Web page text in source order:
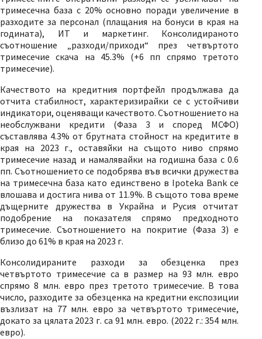
тримесечна база с 20% основно поради увеличение в
разходите за персонал (плащания на бонуси в края на
годината), ИТ и маркетинг. Консолидираното
съотношение „разходи/приходи“ през четвъртото
тримесечие скача на 45.3% (+6 пп спрямо третото
тримесечие).
Качеството на кредитния портфейл продължава да
отчита стабилност, характеризирайки се с устойчиви
индикатори, оценяващи качеството. Съотношението на
необслужвани кредити (Фаза 3 и според МСФО)
съставлява 4.3% от брутната стойност на кредитите в
края на 2023 г., оставяйки на същото ниво спрямо
тримесечие назад и намалявайки на годишна база с 0.6
пп. Съотношението се подобрява във всички дружества
на тримесечна база като единствено в Ipoteka Bank се
влошава и достига нива от 11.9%. В същото това време
дъщерните дружества в Украйна и Русия отчитат
подобрение на показателя спрямо предходното
тримесечие. Съотношението на покритие (Фаза 3) е
близо до 61% в края на 2023 г.
Консолидираните разходи за обезценка през
четвъртото тримесечие са в размер на 93 млн. евро
спрямо 8 млн. евро през третото тримесечие. В това
число, разходите за обезценка на кредитни експозиции
възлизат на 77 млн. евро за четвъртото тримесечие,
докато за цялата 2023 г. са 91 млн. евро. (2022 г.: 354 млн.
евро).